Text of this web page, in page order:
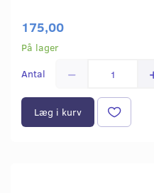
175,00
På lager
Antal
Læg i kurv